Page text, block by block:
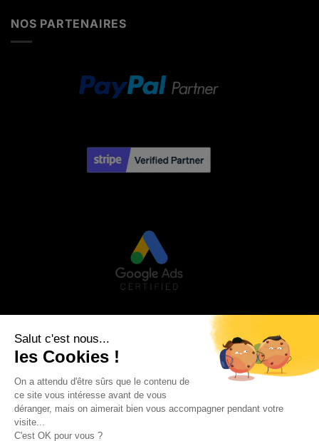
NOS PARTENAIRES
Visa PayPal Stripe MasterCard
Pay
Maestro
AVIS CLIENTS